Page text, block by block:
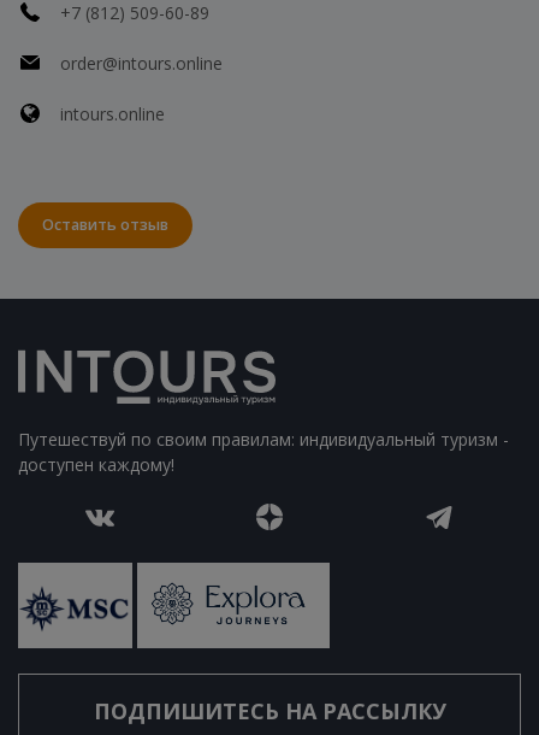
+7 (812) 509-60-89
order@intours.online
intours.online
Оставить отзыв
Путешествуй по своим правилам: индивидуальный туризм -
доступен каждому!
ПОДПИШИТЕСЬ НА РАССЫЛКУ